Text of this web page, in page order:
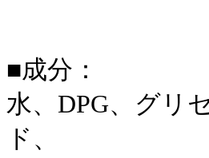
■成分：
水、DPG、グリ
ド、